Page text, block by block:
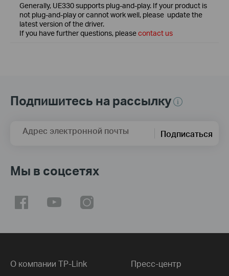
Generally, UE330 supports plug-and-play. If your product is
not plug-and-play or cannot work well, please update the
latest version of the driver.
If you have further questions, pleasecontact us
Подпишитесь на рассылку
Адрес электронной почты Подписаться
Мы в соцсетях
О компании TP-Link Пресс-центр